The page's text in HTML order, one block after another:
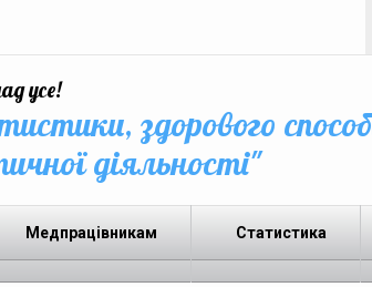
усе!
здорового
діяльності"
Медпрацівникам Статистика